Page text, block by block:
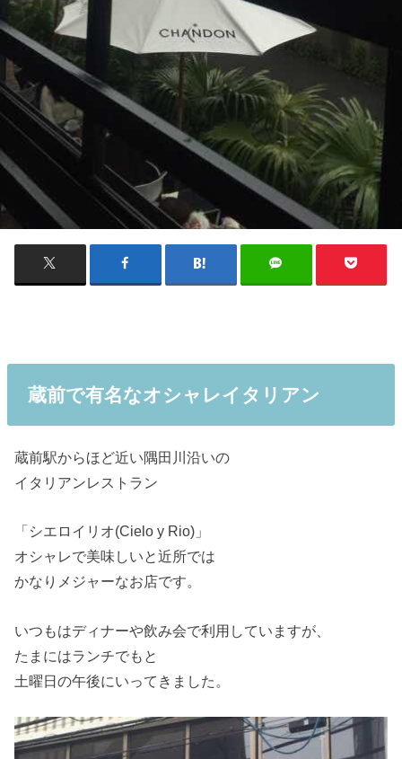
蔵前で有名なオシャレイタリアン
蔵前駅からほど近い隅田川沿いの
イタリアンレストラン
「シエロイリオ(Cielo y Rio)」
オシャレで美味しいと近所では
かなりメジャーなお店です。
いつもはディナーや飲み会で利用していますが、
たまにはランチでもと
土曜日の午後にいってきました。